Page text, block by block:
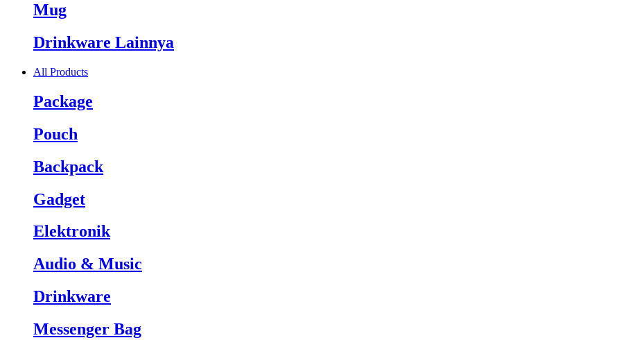
Mug
Drinkware Lainnya
All Products
Package
Pouch
Backpack
Gadget
Elektronik
Audio & Music
Drinkware
Messenger Bag